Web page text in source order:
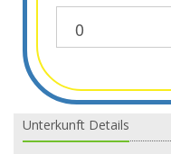
Unterkunft Details